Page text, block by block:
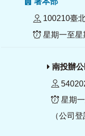
100210臺
星期一至星
南投辦
星期一
（公司